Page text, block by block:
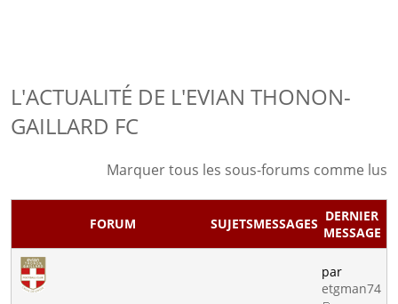
L'ACTUALITÉ DE L'EVIAN THONON-
GAILLARD FC
Marquer tous les sous-forums comme lus
FORUM SUJETSMESSAGES DERNIER
MESSAGE
par
etgman74